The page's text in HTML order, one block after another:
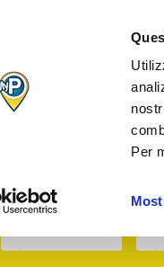
Per
Inserisci le date per
USCITA